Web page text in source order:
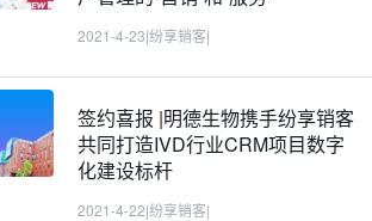
2021-4-23|纷享销客|
签约喜报 |明德生物携手纷享销客
共同打造IVD行业CRM项目数字
化建设标杆
2021-4-22|纷享销客|